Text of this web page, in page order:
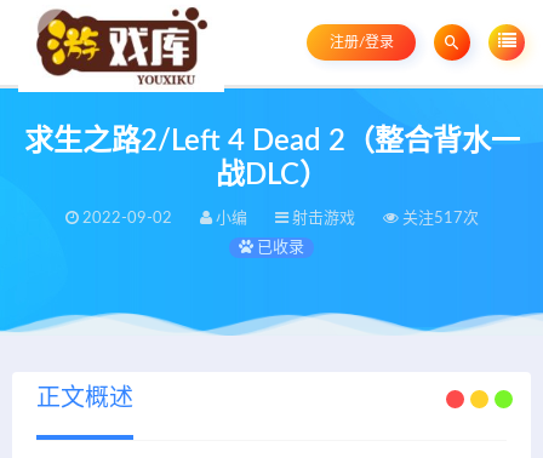
注册/登录
求生之路2/Left 4 Dead 2（整合背水一
战DLC）
2022-09-02 小编 射击游戏
关注517次
已收录
正文概述